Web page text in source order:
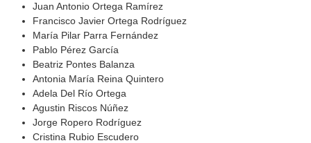
Juan Antonio Ortega Ramírez
Francisco Javier Ortega Rodríguez
María Pilar Parra Fernández
Pablo Pérez García
Beatriz Pontes Balanza
Antonia María Reina Quintero
Adela Del Río Ortega
Agustin Riscos Núñez
Jorge Ropero Rodríguez
Cristina Rubio Escudero